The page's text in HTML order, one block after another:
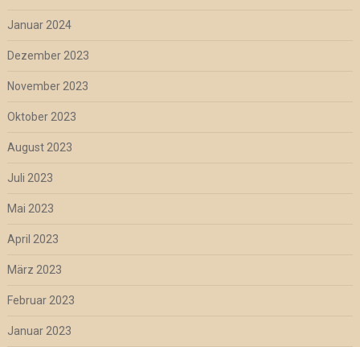
Januar 2024
Dezember 2023
November 2023
Oktober 2023
August 2023
Juli 2023
Mai 2023
April 2023
März 2023
Februar 2023
Januar 2023